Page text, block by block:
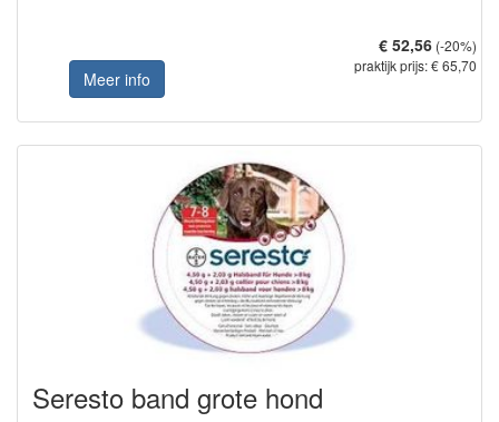
Meer info
€ 52,56 (-20%)
praktijk prijs: € 65,70
Seresto band grote hond